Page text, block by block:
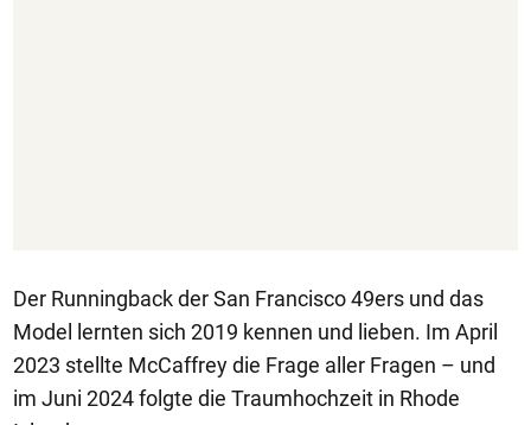
Der Runningback der San Francisco 49ers und das
Model lernten sich 2019 kennen und lieben. Im April
2023 stellte McCaffrey die Frage aller Fragen – und
im Juni 2024 folgte die Traumhochzeit in Rhode